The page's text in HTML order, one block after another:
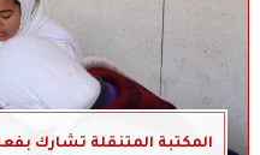
المكتبة المتنقلة تشارك